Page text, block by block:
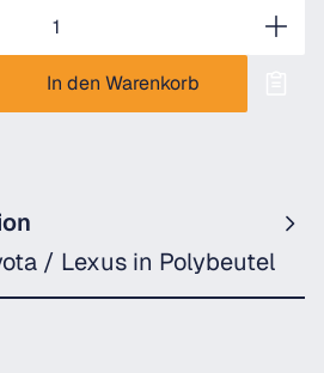
In den Warenkorb
/ Lexus in Polybeutel